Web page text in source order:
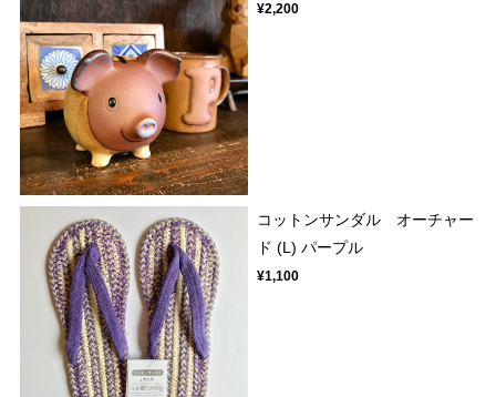
¥2,200
コットンサンダル オーチャー
ド (L) パープル
¥1,100